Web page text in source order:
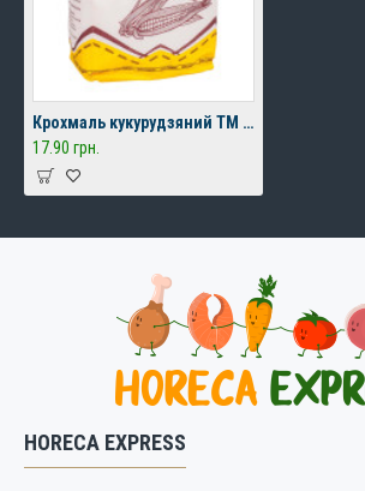
Крохмаль кукурудзяний ТМ "Сто Пудов" 400г
17.90 грн.
HORECA EXPRESS